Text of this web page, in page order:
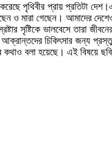
প্রায় প্রতিটা
ও মারা গেছেন। আমাদের
সৃষ্টিকে ভালবেসে তারা
আক্রান্তদের চিকিৎসার জন্য
কথাও বলা হয়েছে। এই বিষয়ে